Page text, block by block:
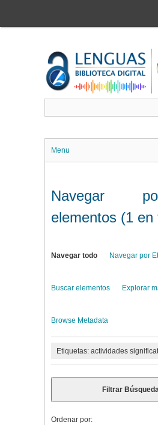
contenido
Menu
Navegar
elementos (1 en
Navegar todo Navegar por
Buscar elementos Explorar
Browse Metadata
Etiquetas: actividades
Filtrar
Ordenar por: